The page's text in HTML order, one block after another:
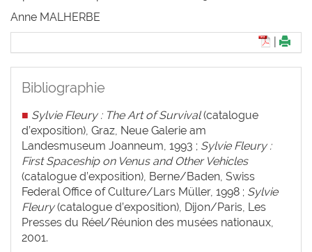
Anne MALHERBE
Bibliographie
■ Sylvie Fleury : The Art of Survival(catalogue
d’exposition), Graz, Neue Galerie am
Landesmuseum Joanneum, 1993 ; Sylvie Fleury :
First Spaceship on Venus and Other Vehicles
(catalogue d’exposition), Berne/Baden, Swiss
Federal Office of Culture/Lars Müller, 1998 ; Sylvie
Fleury(catalogue d’exposition), Dijon/Paris, Les
Presses du Réel/Réunion des musées nationaux,
2001.